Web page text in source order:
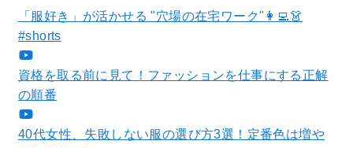
「服好き」が活かせる "穴場の在宅ワーク"👩‍💻👗
#shorts
資格を取る前に見て！ファッションを仕事にする正解
の順番
40代女性、失敗しない服の選び方3選！定番色は増や